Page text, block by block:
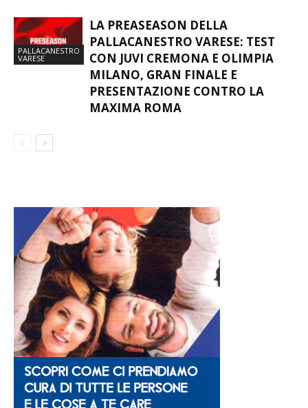
PALLACANESTRO
VARESE
LA PREASEASON DELLA
PALLACANESTRO VARESE: TEST
CON JUVI CREMONA E OLIMPIA
MILANO, GRAN FINALE E
PRESENTAZIONE CONTRO LA
MAXIMA ROMA